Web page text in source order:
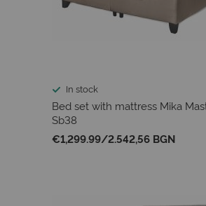
In stock
Bed set with mattress Mika
Sb38
€1,299.99/2.542,56 BGN